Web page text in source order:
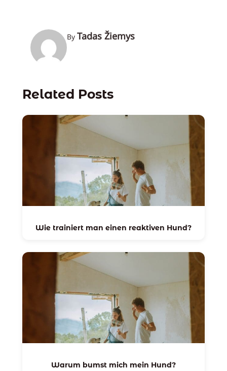
By Tadas Žiemys
Related Posts
Wie trainiert man einen reaktiven Hund?
Warum bumst mich mein Hund?